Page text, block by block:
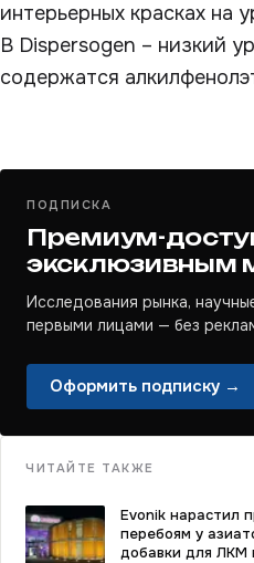
интерьерных красках на
В Dispersogen – низкий
содержатся
ПОДПИСКА
Премиум-
эксклюзивным
Исследования рынка,
первыми лицами — без
Оформить подписку →
ЧИТАЙТЕ ТАКЖЕ
Evonik нарастил
перебоям у
добавки для ЛКМ